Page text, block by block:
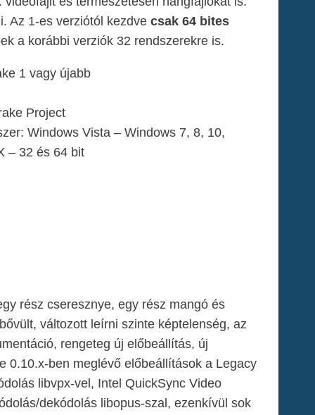
Az 1-es verziótól kezdve csak 64 bites
a korábbi verziók 32 rendszerekre is.
1 vagy újabb
Project
Windows Vista – Windows 7, 8, 10,
– 32 és 64 bit
rész cseresznye, egy rész mangó és
változott leírni szinte képtelenség, az
rengeteg új előbeállítás, új
0.10.x-ben meglévő előbeállítások a Legacy
libvpx-vel, Intel QuickSync Video
dekódolás libopus-szal, ezenkívül sok